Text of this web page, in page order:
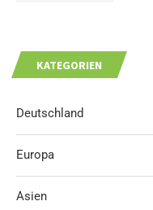
KATEGORIEN
Deutschland
Europa
Asien